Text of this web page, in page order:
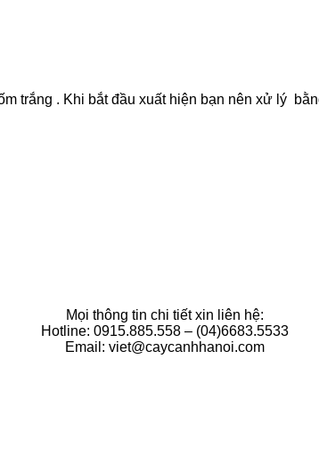
trắng . Khi bắt đầu xuất hiện bạn nên xử lý
Mọi thông tin chi tiết xin liên hệ:
Hotline: 0915.885.558 – (04)6683.5533
Email: viet@caycanhhanoi.com